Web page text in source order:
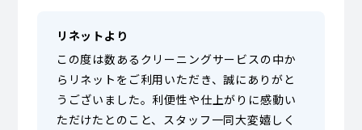
リネットより
この度は数あるクリーニングサービスの中か
らリネットをご利用いただき、誠にありがと
うございました。利便性や仕上がりに感動い
ただけたとのこと、スタッフ一同大変嬉しく